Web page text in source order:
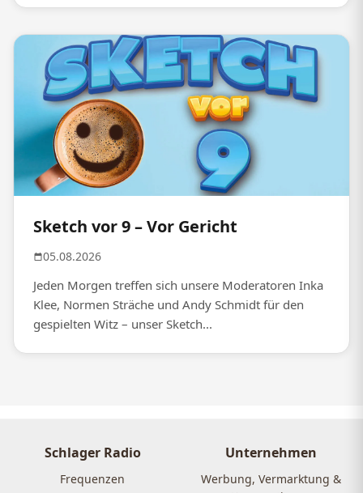
Sketch vor 9 – Vor Gericht
05.08.2026
Jeden Morgen treffen sich unsere Moderatoren Inka
Klee, Normen Sträche und Andy Schmidt für den
gespielten Witz – unser Sketch...
Schlager Radio
Frequenzen
Unternehmen
Werbung, Vermarktung &